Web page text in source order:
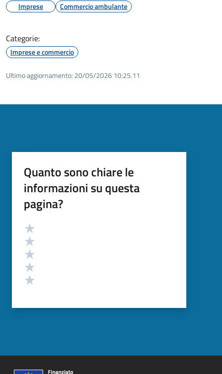
Imprese Commercio ambulante
Categorie:
Imprese e commercio
Ultimo aggiornamento: 20/05/2026 10:25.11
Quanto sono chiare le
informazioni su questa
pagina?
Valutazione